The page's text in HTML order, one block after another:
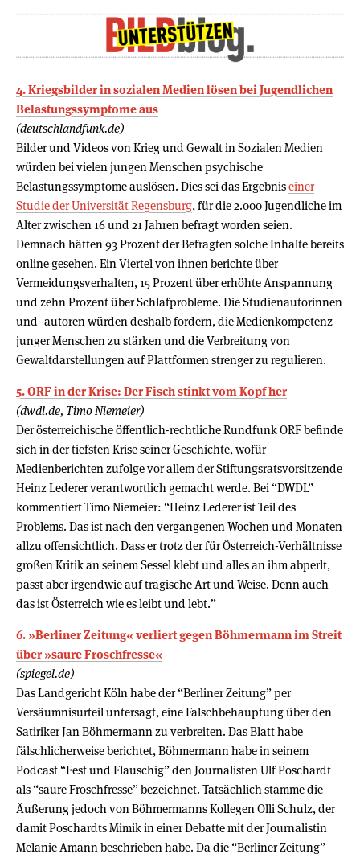
4. Kriegsbilder in sozialen Medien lösen bei Jugendlichen
Belastungssymptome aus
(deutschlandfunk.de)
Bilder und Videos von Krieg und Gewalt in Sozialen Medien
würden bei vielen jungen Menschen psychische
Belastungssymptome auslösen. Dies sei das Ergebniseiner
Studie der Universität Regensburg, für die 2.000 Jugendliche im
Alter zwischen 16 und 21 Jahren befragt worden seien.
Demnach hätten 93 Prozent der Befragten solche Inhalte bereits
online gesehen. Ein Viertel von ihnen berichte über
Vermeidungsverhalten, 15 Prozent über erhöhte Anspannung
und zehn Prozent über Schlafprobleme. Die Studienautorinnen
und -autoren würden deshalb fordern, die Medienkompetenz
junger Menschen zu stärken und die Verbreitung von
Gewaltdarstellungen auf Plattformen strenger zu regulieren.
5. ORF in der Krise: Der Fisch stinkt vom Kopf her
(dwdl.de, Timo Niemeier)
Der österreichische öffentlich-rechtliche Rundfunk ORF befinde
sich in der tiefsten Krise seiner Geschichte, wofür
Medienberichten zufolge vor allem der Stiftungsratsvorsitzende
Heinz Lederer verantwortlich gemacht werde. Bei “DWDL”
kommentiert Timo Niemeier: “Heinz Lederer ist Teil des
Problems. Das ist nach den vergangenen Wochen und Monaten
allzu offensichtlich. Dass er trotz der für Österreich-Verhältnisse
großen Kritik an seinem Sessel klebt und alles an ihm abperlt,
passt aber irgendwie auf tragische Art und Weise. Denn auch
das ist Österreich wie es leibt und lebt.”
6. »Berliner Zeitung« verliert gegen Böhmermann im Streit
über »saure Froschfresse«
(spiegel.de)
Das Landgericht Köln habe der “Berliner Zeitung” per
Versäumnisurteil untersagt, eine Falschbehauptung über den
Satiriker Jan Böhmermann zu verbreiten. Das Blatt habe
fälschlicherweise berichtet, Böhmermann habe in seinem
Podcast “Fest und Flauschig” den Journalisten Ulf Poschardt
als “saure Froschfresse” bezeichnet. Tatsächlich stamme die
Äußerung jedoch von Böhmermanns Kollegen Olli Schulz, der
damit Poschardts Mimik in einer Debatte mit der Journalistin
Melanie Amann beschrieben habe. Da die “Berliner Zeitung”